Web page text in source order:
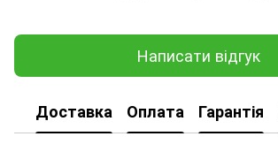
Написати відгук
Доставка Оплата Гарантія